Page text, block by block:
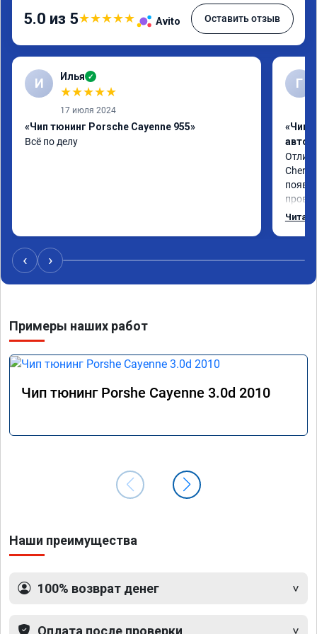
5.0 из 5★★★★★ Avito Оставить отзыв
И Илья ✓
★★★★★
17 июля 2024
«Чип тюнинг Porsche Cayenne 955»
Всё по делу
Г
«Чип
Chery
‹ ›
Примеры наших работ
Чип тюнинг Porshe Cayenne 3.0d 2010
Наши преимущества
100% возврат денег
Оплата после проверки